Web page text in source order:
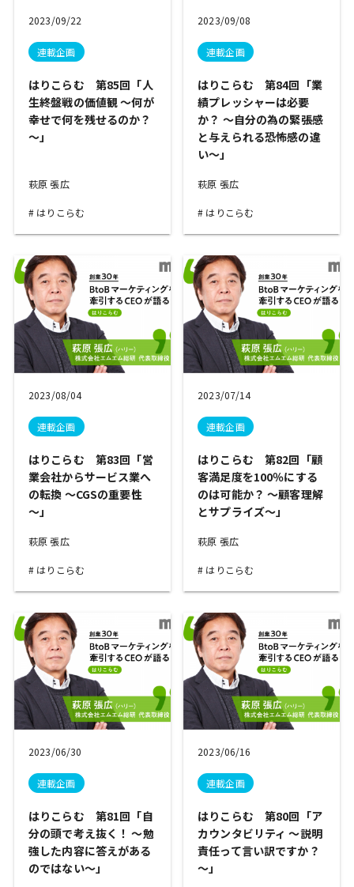
2023/09/22
連載企画
はりこらむ 第85回「人
生終盤戦の価値観 ～何が
幸せで何を残せるのか？
～」
萩原 張広
はりこらむ
2023/09/08
連載企画
はりこらむ 第84回「業
績プレッシャーは必要
か？ ～自分の為の緊張感
と与えられる恐怖感の違
い～」
萩原 張広
はりこらむ
2023/08/04
連載企画
はりこらむ 第83回「営
業会社からサービス業へ
の転換 ～CGSの重要性
～」
萩原 張広
はりこらむ
2023/07/14
連載企画
はりこらむ 第82回「顧
客満足度を100％にする
のは可能か？ ～顧客理解
とサプライズ～」
萩原 張広
はりこらむ
2023/06/30
連載企画
はりこらむ 第81回「自
分の頭で考え抜く！ ～勉
強した内容に答えがある
のではない～」
2023/06/16
連載企画
はりこらむ 第80回「ア
カウンタビリティ ～説明
責任って言い訳ですか？
～」